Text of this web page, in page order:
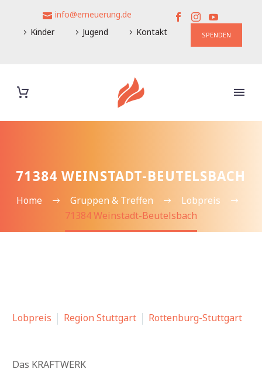
info@erneuerung.de
Kinder
Jugend Kontakt SPENDEN
71384 WEINSTADT-BEUTELSBACH
Home Gruppen & Treffen
Lobpreis
71384 Weinstadt-Beutelsbach
Lobpreis Region Stuttgart Rottenburg-Stuttgart
Das KRAFTWERK